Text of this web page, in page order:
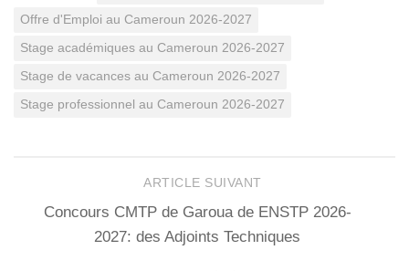
Offre d'Emploi au Cameroun 2026-2027
Stage académiques au Cameroun 2026-2027
Stage de vacances au Cameroun 2026-2027
Stage professionnel au Cameroun 2026-2027
ARTICLE SUIVANT
Concours CMTP de Garoua de ENSTP 2026-
2027: des Adjoints Techniques